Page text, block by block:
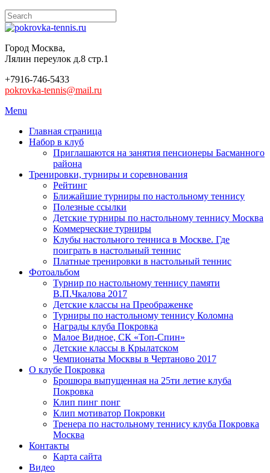
Город Москва,
Лялин переулок д.8 стр.1
+7916-746-5433
pokrovka-tennis@mail.ru
Menu
Главная страница
Набор в клуб
Приглашаются на занятия пенсионеры Басманного
района
Тренировки, турниры и соревнования
Рейтинг
Ближайшие турниры по настольному теннису
Полезные ссылки
Детские турниры по настольному теннису Москва
Коммерческие турниры
Клубы настольного тенниса в Москве. Где
поиграть в настольный теннис
Платные тренировки в настольный теннис
Фотоальбом
Турнир по настольному теннису памяти
В.П.Чкалова 2017
Детские классы на Преображенке
Турниры по настольному теннису Коломна
Награды клуба Покровка
Малое Видное, СК «Топ-Спин»
Детские классы в Крылатском
Чемпионаты Москвы в Чертаново 2017
О клубе Покровка
Брошюра выпущенная на 25ти летие клуба
Покровка
Клип пинг понг
Клип мотиватор Покровки
Тренера по настольному теннису клуба Покровка
Москва
Контакты
Карта сайта
Видео